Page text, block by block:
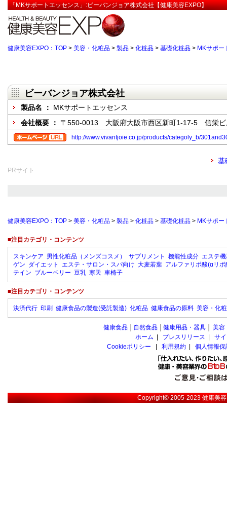
「MKサポートエッセンス」:ビーバンジョア株式会社【健康美容EXPO】
健康美容EXPO：TOP > 美容・化粧品 > 製品 > 化粧品 > 基礎化粧品 > MKサポー
ビーバンジョア株式会社
製品名 ： MKサポートエッセンス
会社概要 ： 〒550-0013 大阪府大阪市西区新町1-17-5 信栄ビ
http://www.vivantjoie.co.jp/products/categoly_b/
基
PRサイト
健康美容EXPO：TOP > 美容・化粧品 > 製品 > 化粧品 > 基礎化粧品 > MKサポー
■注目カテゴリ・コンテンツ
スキンケア 男性化粧品（メンズコスメ） サプリメント 機能性成分 エステ
ゲン ダイエット エステ・サロン・スパ向け 大麦若葉 アルファリポ酸(αリポ
テイン ブルーベリー 豆乳 寒天 車椅子
■注目カテゴリ・コンテンツ
決済代行 印刷 健康食品の製造(受託製造) 化粧品 健康食品の原料 美容・化
健康食品 自然食品 健康用品・器具 美容
ホーム
プレスリリース
サ
Cookieポリシー
利用規約 個人情報
Copyright© 2005-2023健康美